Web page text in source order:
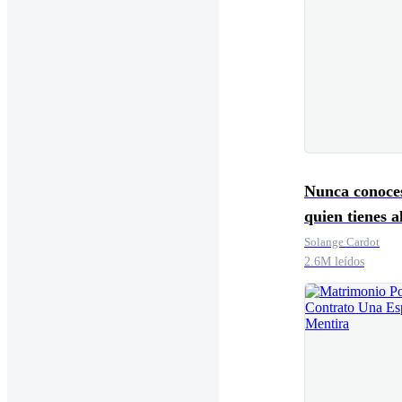
Nunca
quien tienes
Solange Cardot
2.6M leídos